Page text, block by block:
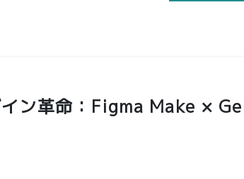
イン革命：Figma Make ×